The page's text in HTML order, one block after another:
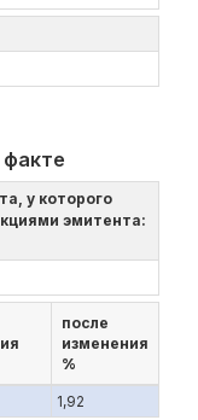
у которого
эмитента:
после
изменения
%
1,92